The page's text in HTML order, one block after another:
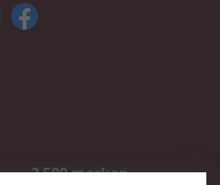
2.500 merken